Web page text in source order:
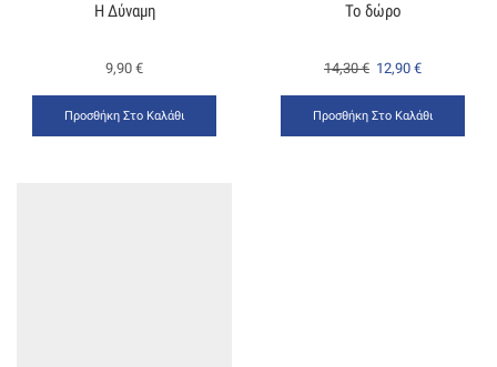
Η Δύναμη
9,90 €
Προσθήκη Στο Καλάθι
Το δώρο
14,30€ 12,90 €
Προσθήκη Στο Καλάθι